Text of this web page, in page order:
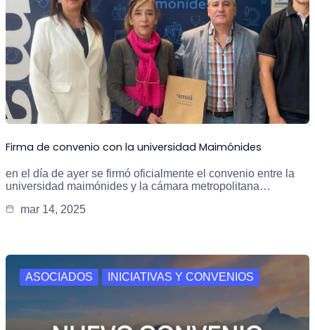
Firma de convenio con la universidad Maimónides
en el día de ayer se firmó oficialmente el convenio entre la
universidad maimónides y la cámara metropolitana…
mar 14, 2025
ASOCIADOS INICIATIVAS Y CONVENIOS